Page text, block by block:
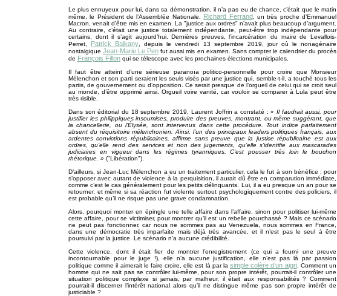
Le plus ennuyeux pour lui, dans sa démonstration, il n’a pas eu de chance, c’était que le matin
même, le Président de l’Assemblée Nationale, Richard Ferrand , un très proche d’Emmanuel
Macron, venait d’être mis en examen. La "justice aux ordres" n’avait plus beaucoup d’argument.
Au contraire, c’était une justice totalement indépendante, peut-être trop indépendante pour
certains, dont il s’agit aujourd’hui. Dernières preuves, l’incarcération du maire de Levallois-
Perret, Patrick Balkany , depuis le vendredi 13 septembre 2019, jour où le nonagénaire
nostalgiqueJean-Marie Le Pen fut aussi mis en examen. Sans compter le calendrier du procès
de François Fillon qui se télescope avec les prochaines élections municipales.
Il faut être atteint d’une sérieuse paranoïa politico-personnelle pour croire que Monsieur
Mélenchon et son parti seraient les seuls visés par une justice qui, semble-t-il, a touché tous les
partis, de gouvernement ou d’opposition. Ce serait presque de l’orgueil de celui qui se croit seul
au monde, d’être opprimé ainsi. Orgueil voire vanité, car vouloir se comparer à Lula peut être
très risible.
Dans son éditorial du 18 septembre 2019, Laurent Joffrin a constaté :« Il faudrait aussi, pour
justifier les philippiques insoumises, produire des preuves, montrant, ou même suggérant, que
la chancellerie, ou l’Élysée, sont intervenus dans cette procédure. Tout indice parfaitement
absent du réquisitoire mélenchonien. Ainsi, l’un des principaux leaders politiques français, aux
ardentes convictions républicaines, affirme sans preuve que la justice républicaine est aux
ordres, qu’elle rend des services et non des jugements, qu’elle s’identifie aux mascarades
judiciaires en vigueur dans les régimes tyranniques. C’est pousser très loin le bouchon
rhétorique. » ("Libération").
D’ailleurs, si Jean-Luc Mélenchon a eu un traitement particulier, cela le fut à son bénéfice : pour
s’opposer avec autant de violence à la perquisition, il aurait dû être en comparution immédiate,
comme c’est le cas généralement pour les petits délinquants. Lui, il a eu presque un an pour se
retourner, et même si sa réaction fut violente surtout psychologiquement contre des policiers, il
est probable qu’il ne risque pas une grave condamnation.
Alors, pourquoi monter en épingle une telle affaire dans l’affaire, sinon pour politiser lui-même
cette affaire, pour se victimiser, pour montrer qu’il est un rebelle pourchassé ? Mais ce scénario
ne peut pas fonctionner, car nous ne sommes pas au Venezuela, nous sommes en France,
dans une démocratie très imparfaite mais déjà très avancée, et il n’est pas le seul à être
poursuivi par la justice. Le scénario n’a aucune crédibilité.
Cette violence, dont il était fier de montrer l’enregistrement (ce qui a fourni une preuve
incontournable pour le juge !), elle n’a aucune justification, elle n’est pas là par passion
politique comme il aimerait le faire croire, elle est là par lasimple colère d’un aigri. Comment un
homme qui ne sait pas se contrôler lui-même, pour son propre intérêt, pourrait-il contrôler une
situation politique complexe si jamais, par malheur, il était aux responsabilités ? Comment
pourrait-il discerner l’intérêt national alors qu’il ne distingue même pas son propre intérêt de
justiciable ?